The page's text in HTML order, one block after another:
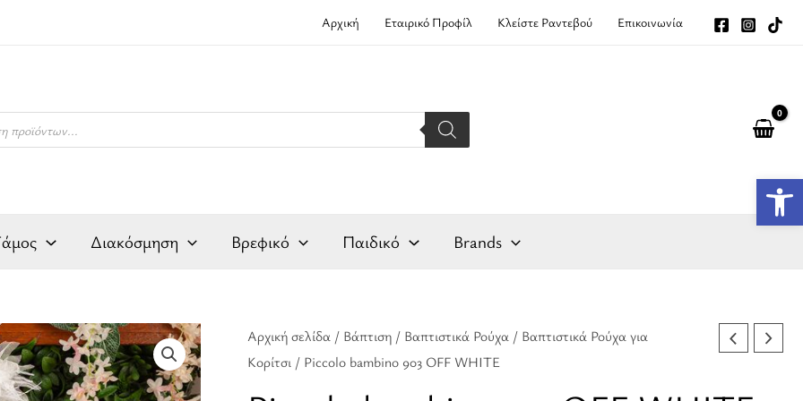
Αρχική Εταιρικό Προφίλ Κλείστε Ραντεβού Επικοινωνία
Διακόσμηση Βρεφικό Παιδικό Brands
Αρχική σελίδα / Βάπτιση / Βαπτιστικά Ρούχα / Βαπτιστικά Ρούχα για
Κορίτσι / Piccolo bambino 903 OFF WHITE
OriginalΗ
Piccolo
bambino
903